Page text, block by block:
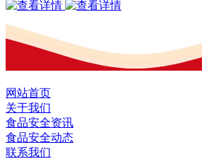
网站首页
关于我们
食品安全资讯
食品安全动态
联系我们